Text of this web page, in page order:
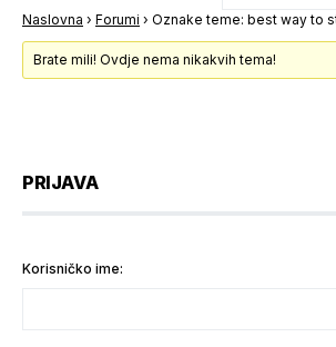
Naslovna › Forumi › Oznake teme: best way to
Brate mili! Ovdje nema nikakvih tema!
PRIJAVA
Korisničko ime: